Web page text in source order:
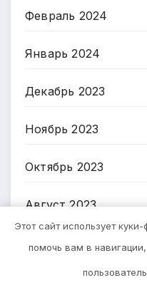
Февраль 2024
Январь 2024
Декабрь 2023
Ноябрь 2023
Октябрь 2023
Август 2023
Март 2023
Февраль 2023
Этот сайт использует
помочь вам в